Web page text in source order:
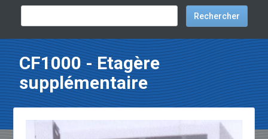
CF1000 - Etagère
supplémentaire